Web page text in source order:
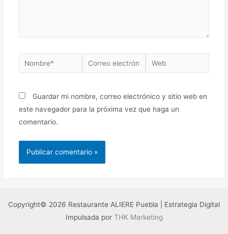
Nombre*
Correo
electrónico*
Web
Guardar mi nombre, correo electrónico y sitio web en
este navegador para la próxima vez que haga un
comentario.
Copyright© 2026 Restaurante ALIERE Puebla | Estrategia Digital
Impulsada por THK Marketing